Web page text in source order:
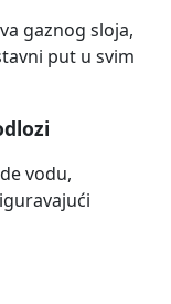
gaznog sloja,
put u svim
vodu,